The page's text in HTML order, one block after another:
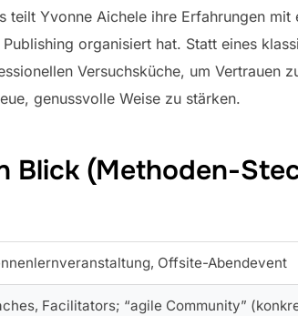
teilt Yvonne Aichele ihre Erfahrungen
organisiert hat. Statt eines
Versuchsküche, um Vertrauen
genussvolle Weise zu stärken.
Blick (Methoden-
Offsite-Abendevent
Facilitators; “agile Community”